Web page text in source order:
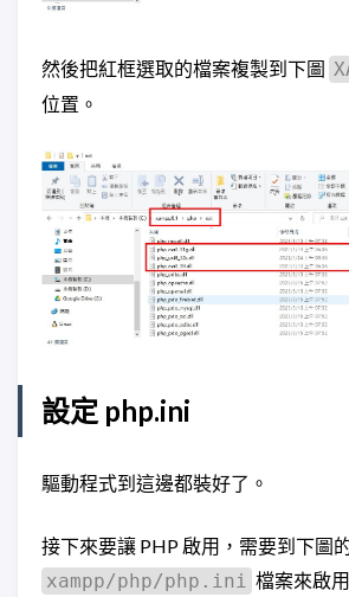
然後把紅框選取的檔案複製到下圖
位置。
設定 php.ini
驅動程式到這邊都裝好了。
接下來要讓 PHP 啟用，需要到下圖
xampp/php/php.ini 檔案來啟用